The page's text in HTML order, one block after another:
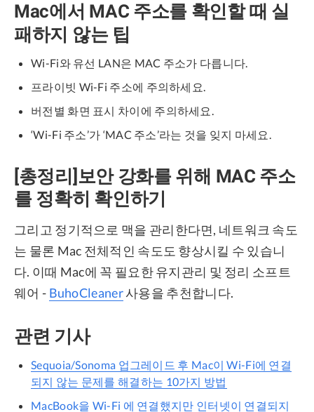
Mac에서 MAC 주소를 확인할 때 실
패하지 않는 팁
Wi-Fi와 유선 LAN은 MAC 주소가 다릅니다.
프라이빗 Wi-Fi 주소에 주의하세요.
버전별 화면 표시 차이에 주의하세요.
‘Wi-Fi 주소’가 ‘MAC 주소’라는 것을 잊지 마세요.
[총정리]보안 강화를 위해 MAC 주소
를 정확히 확인하기
그리고 정기적으로 맥을 관리한다면, 네트워크 속도
는 물론 Mac 전체적인 속도도 향상시킬 수 있습니
다. 이때 Mac에 꼭 필요한 유지관리 및 정리 소프트
웨어 - BuhoCleaner사용을 추천합니다.
관련 기사
Sequoia/Sonoma 업그레이드 후 Mac이 Wi-Fi에 연결
되지 않는 문제를 해결하는 10가지 방법
MacBook을 Wi-Fi 에 연결했지만 인터넷이 연결되지